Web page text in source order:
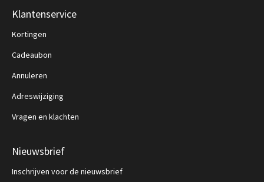
Klantenservice
Kortingen
Cadeaubon
Annuleren
Adreswijziging
Vragen en klachten
Nieuwsbrief
Inschrijven voor de nieuwsbrief